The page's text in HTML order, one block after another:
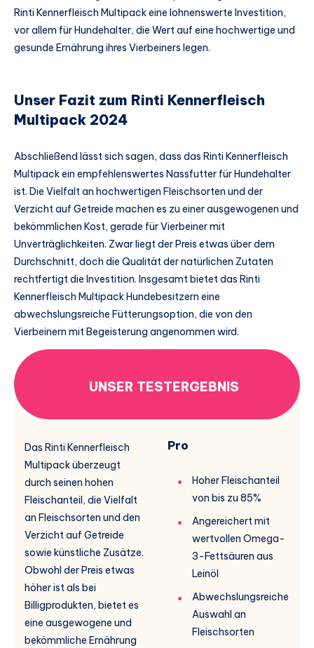
Rinti Kennerfleisch Multipack eine lohnenswerte Investition,
vor allem für Hundehalter, die Wert auf eine hochwertige und
gesunde Ernährung ihres Vierbeiners legen.
Unser Fazit zum Rinti Kennerfleisch
Multipack 2024
Abschließend lässt sich sagen, dass das Rinti Kennerfleisch
Multipack ein empfehlenswertes Nassfutter für Hundehalter
ist. Die Vielfalt an hochwertigen Fleischsorten und der
Verzicht auf Getreide machen es zu einer ausgewogenen und
bekömmlichen Kost, gerade für Vierbeiner mit
Unverträglichkeiten. Zwar liegt der Preis etwas über dem
Durchschnitt, doch die Qualität der natürlichen Zutaten
rechtfertigt die Investition. Insgesamt bietet das Rinti
Kennerfleisch Multipack Hundebesitzern eine
abwechslungsreiche Fütterungsoption, die von den
Vierbeinern mit Begeisterung angenommen wird.
UNSER TESTERGEBNIS
Das Rinti Kennerfleisch
Multipack überzeugt
durch seinen hohen
Fleischanteil, die Vielfalt
an Fleischsorten und den
Verzicht auf Getreide
sowie künstliche Zusätze.
Obwohl der Preis etwas
höher ist als bei
Billigprodukten, bietet es
eine ausgewogene und
bekömmliche Ernährung
Pro
Hoher Fleischanteil
von bis zu 85%
Angereichert mit
wertvollen Omega-
3-Fettsäuren aus
Leinöl
Abwechslungsreiche
Auswahl an
Fleischsorten